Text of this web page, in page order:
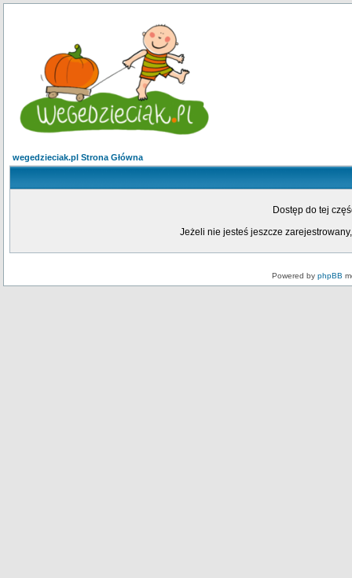
wegedzieciak.pl Strona Główna
Dostęp do tej
Jeżeli nie jesteś jeszcze
Powered by phpBB